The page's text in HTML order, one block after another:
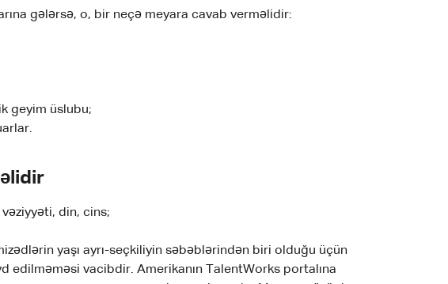
gələrsə, o, bir neçə meyara cavab verməlidir:
geyim üslubu;
din, cins;
yaşı ayrı-seçkiliyin səbəblərindən biri olduğu üçün
edilməməsi vacibdir. Amerikanın TalentWorks portalına